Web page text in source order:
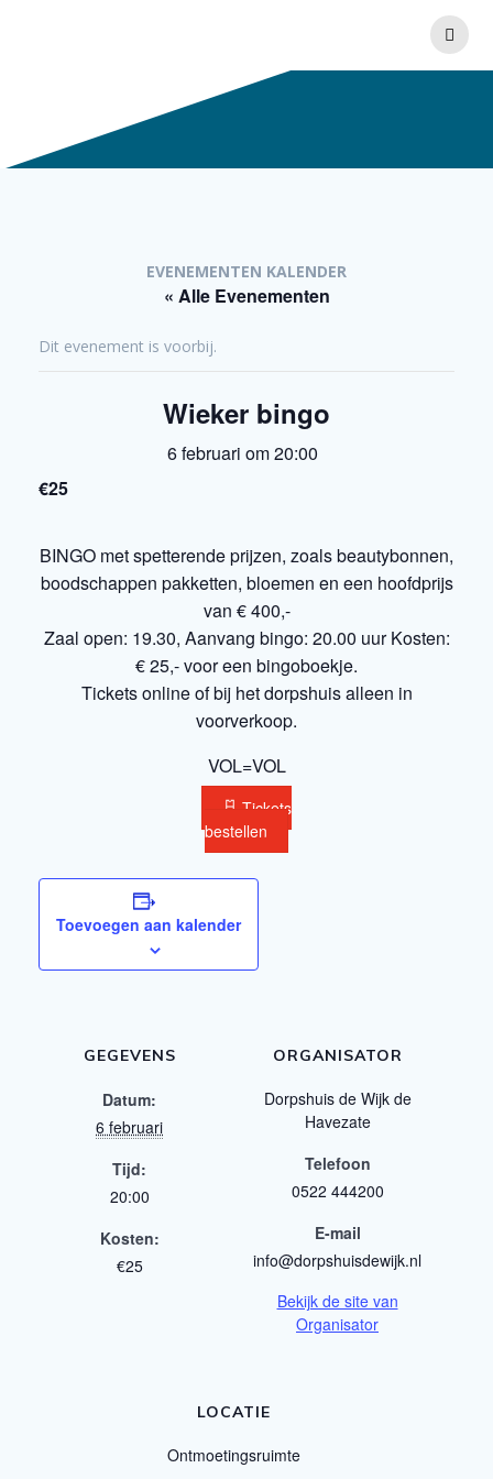
inhoud
EVENEMENTEN KALENDER
« Alle Evenementen
Dit evenement is voorbij.
Wieker bingo
6 februari om 20:00
€25
BINGO met spetterende prijzen, zoals beautybonnen,
boodschappen pakketten, bloemen en een hoofdprijs
van € 400,-
Zaal open: 19.30, Aanvang bingo: 20.00 uur Kosten:
€ 25,- voor een bingoboekje.
Tickets online of bij het dorpshuis alleen in
voorverkoop.
VOL=VOL
Tickets
bestellen
Toevoegen aan kalender
GEGEVENS
Datum:
6 februari
Tijd:
20:00
Kosten:
€25
ORGANISATOR
Dorpshuis de Wijk de
Havezate
Telefoon
0522 444200
E-mail
info@dorpshuisdewijk.nl
Bekijk de site van
Organisator
LOCATIE
Ontmoetingsruimte